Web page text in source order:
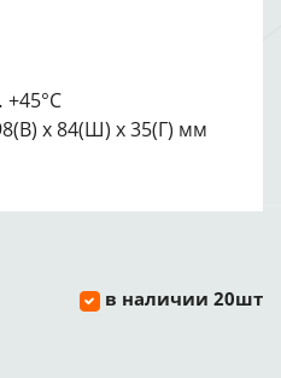
х 84(Ш) х 35(Г) мм
в наличии 20шт